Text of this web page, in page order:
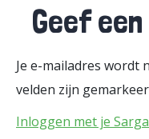
Geef
Je e-mailadres wordt
velden zijn
Inloggen met je